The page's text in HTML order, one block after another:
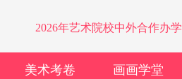
2026年艺术院校中外合作办学
美术考卷 画画学堂